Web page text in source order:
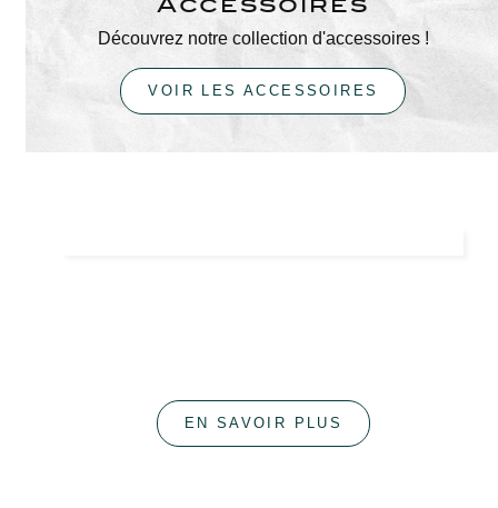
Découvrez notre collection d'accessoires !
VOIR LES ACCESSOIRES
EN SAVOIR PLUS